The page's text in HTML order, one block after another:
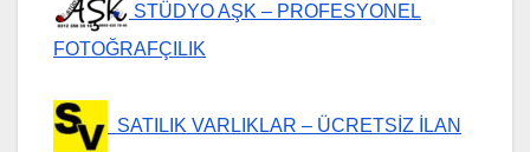
STÜDYO AŞK – PROFESYONEL
FOTOĞRAFÇILIK
SATILIK VARLIKLAR – ÜCRETSİZ İLAN